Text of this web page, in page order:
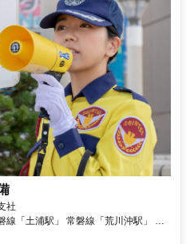
社
線「土浦駅」 常磐線「荒川沖駅」 常
城県土浦市中心に、その他エリアに